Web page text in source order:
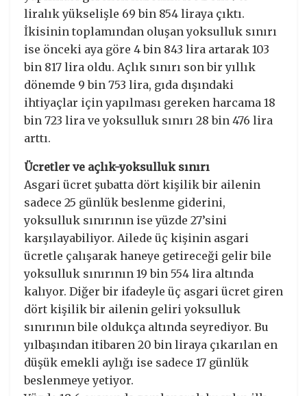
liralık yükselişle 69 bin 854 liraya çıktı.
İkisinin toplamından oluşan yoksulluk sınırı
ise önceki aya göre 4 bin 843 lira artarak 103
bin 817 lira oldu. Açlık sınırı son bir yıllık
dönemde 9 bin 753 lira, gıda dışındaki
ihtiyaçlar için yapılması gereken harcama 18
bin 723 lira ve yoksulluk sınırı 28 bin 476 lira
arttı.
Ücretler ve açlık-yoksulluk sınırı
Asgari ücret şubatta dört kişilik bir ailenin
sadece 25 günlük beslenme giderini,
yoksulluk sınırının ise yüzde 27’sini
karşılayabiliyor. Ailede üç kişinin asgari
ücretle çalışarak haneye getireceği gelir bile
yoksulluk sınırının 19 bin 554 lira altında
kalıyor. Diğer bir ifadeyle üç asgari ücret giren
dört kişilik bir ailenin geliri yoksulluk
sınırının bile oldukça altında seyrediyor. Bu
yılbaşından itibaren 20 bin liraya çıkarılan en
düşük emekli aylığı ise sadece 17 günlük
beslenmeye yetiyor.